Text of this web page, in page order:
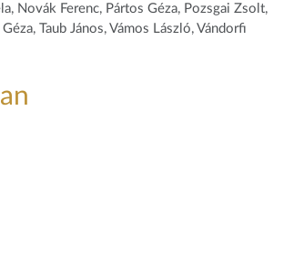
Novák Ferenc, Pártos Géza, Pozsgai Zsolt,
Taub János, Vámos László, Vándorfi